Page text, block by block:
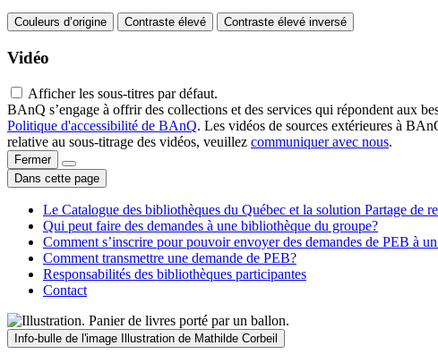
Couleurs d’origine Contraste élevé Contraste élevé inversé
Vidéo
Afficher les sous-titres par défaut.
BAnQ s’engage à offrir des collections et des services qui répondent aux
Politique d'accessibilité de BAnQ. Les vidéos de sources extérieures à
relative au sous-titrage des vidéos, veuillez communiquer avec nous.
Fermer
Dans cette page
Le Catalogue des bibliothèques du Québec et la solution Partage de
Qui peut faire des demandes à une bibliothèque du groupe?
Comment s’inscrire pour pouvoir envoyer des demandes de PEB à
Comment transmettre une demande de PEB?
Responsabilités des bibliothèques participantes
Contact
Info-bulle de l'image Illustration de Mathilde Corbeil